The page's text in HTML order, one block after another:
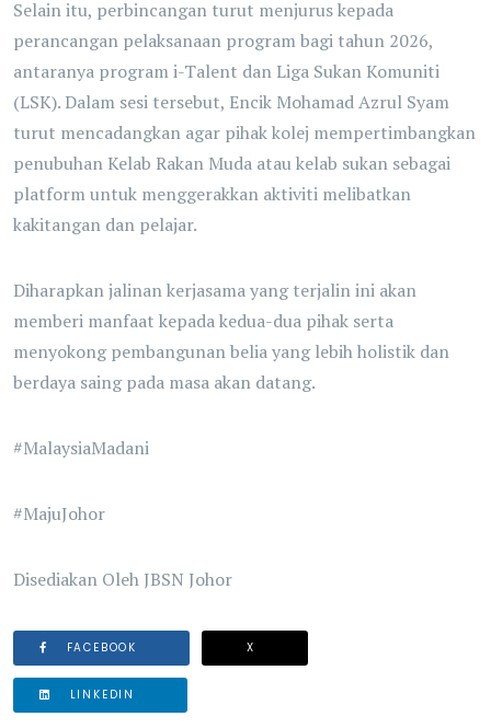
Selain itu, perbincangan turut menjurus kepada
perancangan pelaksanaan program bagi tahun 2026,
antaranya program i-Talent dan Liga Sukan Komuniti
(LSK). Dalam sesi tersebut, Encik Mohamad Azrul Syam
turut mencadangkan agar pihak kolej mempertimbangkan
penubuhan Kelab Rakan Muda atau kelab sukan sebagai
platform untuk menggerakkan aktiviti melibatkan
kakitangan dan pelajar.
Diharapkan jalinan kerjasama yang terjalin ini akan
memberi manfaat kepada kedua-dua pihak serta
menyokong pembangunan belia yang lebih holistik dan
berdaya saing pada masa akan datang.
#MalaysiaMadani
#MajuJohor
Disediakan Oleh JBSN Johor
FACEBOOK X
LINKEDIN